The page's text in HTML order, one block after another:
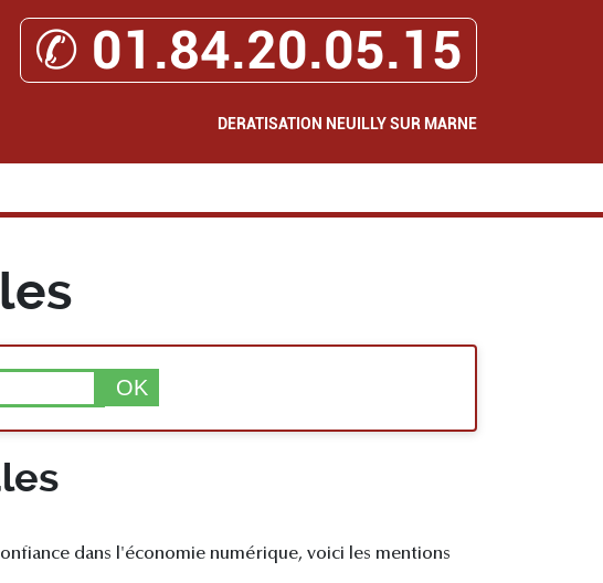
✆ 01.84.20.05.15
DERATISATION NEUILLY SUR MARNE
dans l'économie numérique, voici les mentions